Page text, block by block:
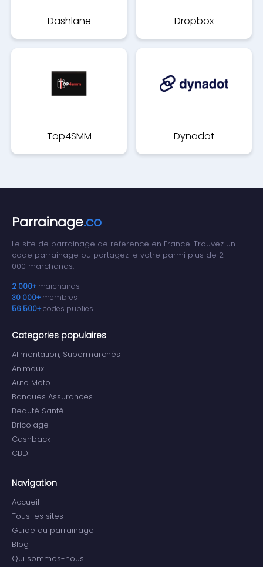
Dashlane Dropbox
Top4SMM Dynadot
Parrainage.co
Le site de parrainage de reference en France. Trouvez un
code parrainage ou partagez le votre parmi plus de 2
000 marchands.
2 000+ marchands
30 000+ membres
56 500+codes publies
Categories populaires
Alimentation, Supermarchés
Animaux
Auto Moto
Banques Assurances
Beauté Santé
Bricolage
Cashback
CBD
Navigation
Accueil
Tous les sites
Guide du parrainage
Blog
Qui sommes-nous